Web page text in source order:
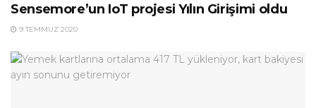
Sensemore’un IoT projesi Yılın Girişimi oldu
9 TEMMUZ 2020